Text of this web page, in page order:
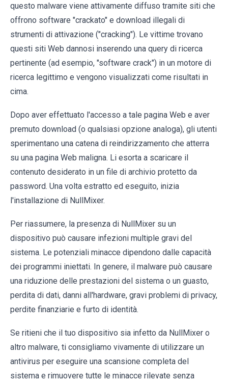
questo malware viene attivamente diffuso tramite siti che
offrono software "crackato" e download illegali di
strumenti di attivazione ("cracking"). Le vittime trovano
questi siti Web dannosi inserendo una query di ricerca
pertinente (ad esempio, "software crack") in un motore di
ricerca legittimo e vengono visualizzati come risultati in
cima.
Dopo aver effettuato l'accesso a tale pagina Web e aver
premuto download (o qualsiasi opzione analoga), gli utenti
sperimentano una catena di reindirizzamento che atterra
su una pagina Web maligna. Li esorta a scaricare il
contenuto desiderato in un file di archivio protetto da
password. Una volta estratto ed eseguito, inizia
l'installazione di NullMixer.
Per riassumere, la presenza di NullMixer su un
dispositivo può causare infezioni multiple gravi del
sistema. Le potenziali minacce dipendono dalle capacità
dei programmi iniettati. In genere, il malware può causare
una riduzione delle prestazioni del sistema o un guasto,
perdita di dati, danni all'hardware, gravi problemi di privacy,
perdite finanziarie e furto di identità.
Se ritieni che il tuo dispositivo sia infetto da NullMixer o
altro malware, ti consigliamo vivamente di utilizzare un
antivirus per eseguire una scansione completa del
sistema e rimuovere tutte le minacce rilevate senza